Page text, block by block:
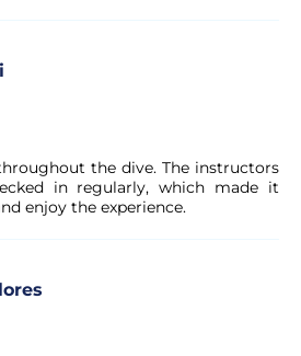
the dive. The instructors
in regularly, which made it
enjoy the experience.